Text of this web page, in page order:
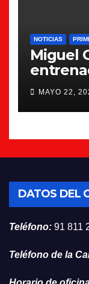
NOTICIAS
Miguel
MAYO 22,
DATOS DEL
Teléfono: 91 811
Teléfono de la